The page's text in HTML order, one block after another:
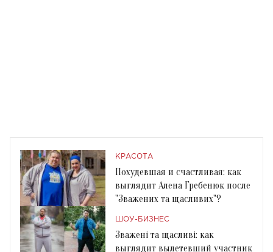
КРАСОТА
Похудевшая и счастливая: как
выглядит Алена Гребенюк после
"Зважених та щасливих"?
ШОУ-БИЗНЕС
Зважені та щасливі: как
выглядит вылетевший участник